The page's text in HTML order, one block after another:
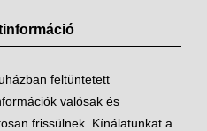
feltüntetett
valósak és
frissülnek. Kínálatunkat a